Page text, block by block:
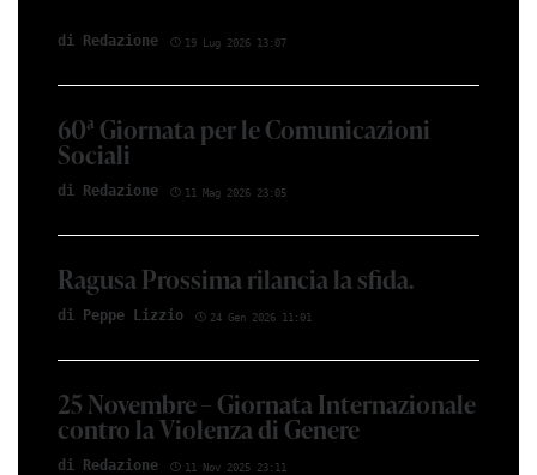
di Red­azio­ne 19 Lug 2026 13:07
60ª Giornata per le Comunicazioni
Sociali
di Red­azio­ne 11 Mag 2026 23:05
Ragusa Prossima rilancia la sfida.
di Peppe Li­z­zio 24 Gen 2026 11:01
25 Novembre – Giornata Internazionale
contro la Violenza di Genere
di Red­azio­ne 11 Nov 2025 23:11